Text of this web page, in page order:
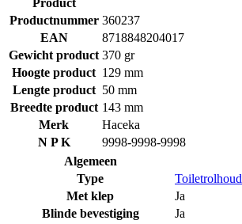
Product
Productnummer 360237
EAN
8718848204017
Gewicht product 370 gr
Hoogte product 129 mm
Lengte product 50 mm
Breedte product 143 mm
Merk
Haceka
N P K
9998-9998-9998
Algemeen
Type
Met klep
Ja
Blinde bevestiging
Ja